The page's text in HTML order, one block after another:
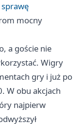
mocny
a goście nie
Wigry
gry i już po
W obu akcjach
najpierw